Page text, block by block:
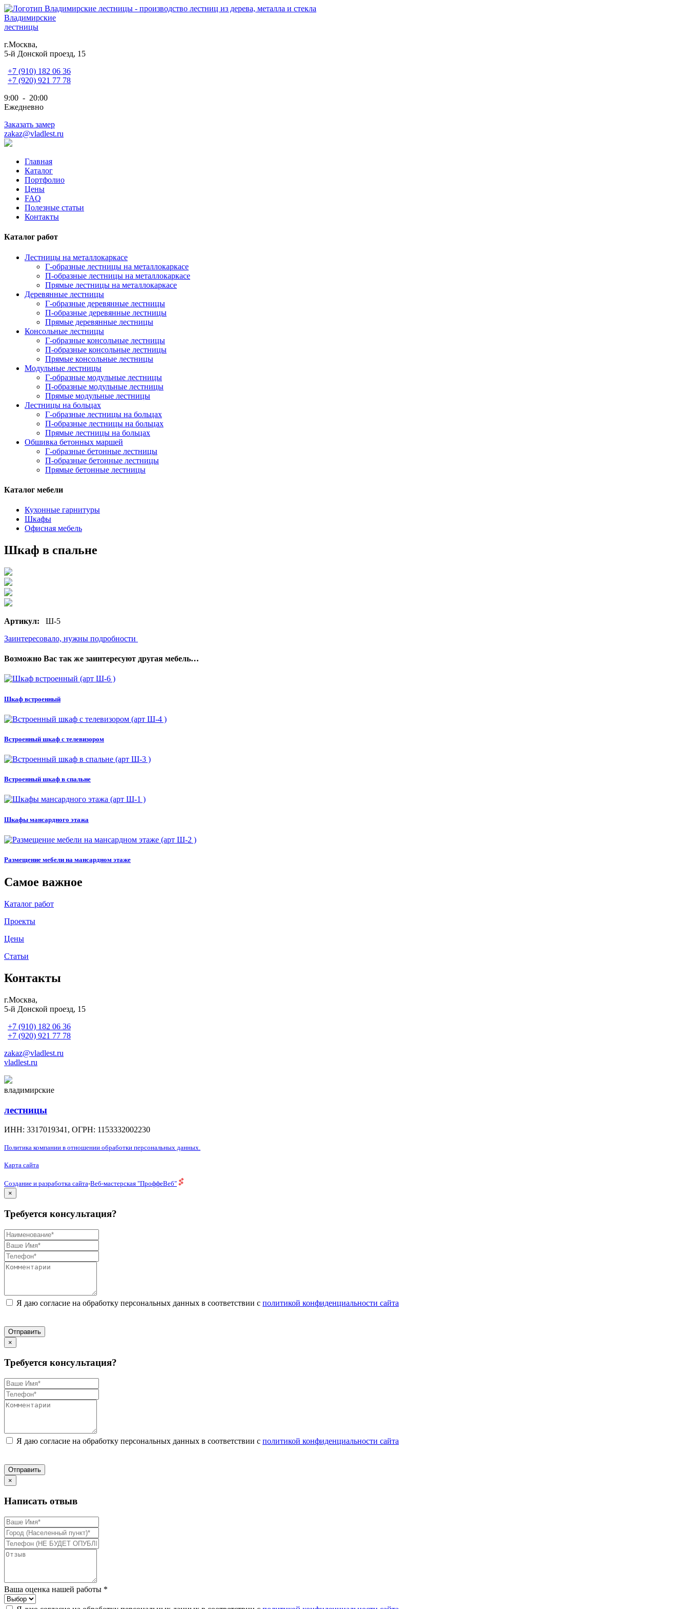
Владимирские
лестницы
г.Москва,
5-й Донской проезд, 15
+7 (910) 182 06 36
+7 (920) 921 77 78
9:00 - 20:00
Ежедневно
Заказать замер
zakaz@vladlest.ru
Главная
Каталог
Портфолио
Цены
FAQ
Полезные статьи
Контакты
Каталог работ
Лестницы на металлокаркасе
Г-образные лестницы на металлокаркасе
П-образные лестницы на металлокаркасе
Прямые лестницы на металлокаркасе
Деревянные лестницы
Г-образные деревянные лестницы
П-образные деревянные лестницы
Прямые деревянные лестницы
Консольные лестницы
Г-образные консольные лестницы
П-образные консольные лестницы
Прямые консольные лестницы
Модульные лестницы
Г-образные модульные лестницы
П-образные модульные лестницы
Прямые модульные лестницы
Лестницы на больцах
Г-образные лестницы на больцах
П-образные лестницы на больцах
Прямые лестницы на больцах
Обшивка бетонных маршей
Г-образные бетонные лестницы
П-образные бетонные лестницы
Прямые бетонные лестницы
Каталог мебели
Кухонные гарнитуры
Шкафы
Офисная мебель
Шкаф в спальне
Артикул: Ш-5
Заинтересовало, нужны подробности
Возможно Вас так же заинтересуют другая мебель…
Шкаф встроенный
Встроенный шкаф с телевизором
Встроенный шкаф в спальне
Шкафы мансардного этажа
Размещение мебели на мансардном этаже
Самое важное
Каталог работ
Проекты
Цены
Статьи
Контакты
г.Москва,
5-й Донской проезд, 15
+7 (910) 182 06 36
+7 (920) 921 77 78
zakaz@vladlest.ru
vladlest.ru
владимирские
лестницы
ИНН: 3317019341, ОГРН: 1153332002230
Политика компании в отношении обработки персональных данных.
Карта сайта
Создание и разработка сайта-Веб-мастерская "ПроффеВеб"
×
Требуется консультация?
Я даю согласие на обработку персональных данных в соответствии с политикой конфиденциальности сайта
Отправить
×
Требуется консультация?
Я даю согласие на обработку персональных данных в соответствии с политикой конфиденциальности сайта
Отправить
×
Написать отвыв
Ваша оценка нашей работы *